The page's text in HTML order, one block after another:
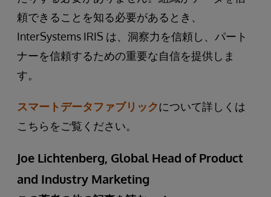
頼できることを知る必要があるとき、
InterSystems IRIS は、洞察力を信頼し、パート
ナーを信頼するための重要な自信を提供しま
す。
スマートデータファブリックについて詳しくは
こちらをご覧ください。
Joe Lichtenberg, Global Head of Product
and Industry Marketing